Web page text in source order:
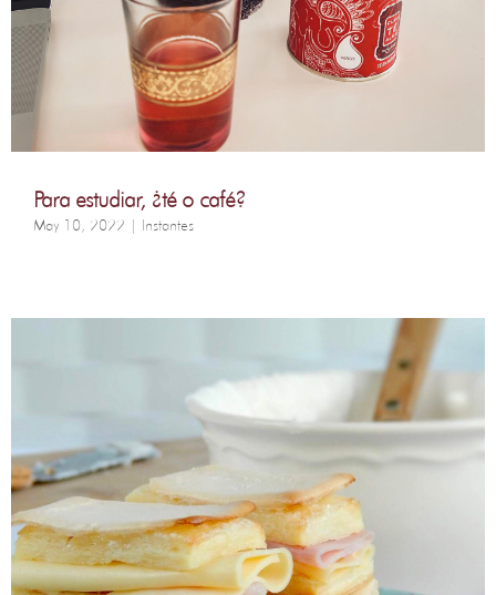
Para estudiar, ¿té o café?
May 10, 2022 | Instantes